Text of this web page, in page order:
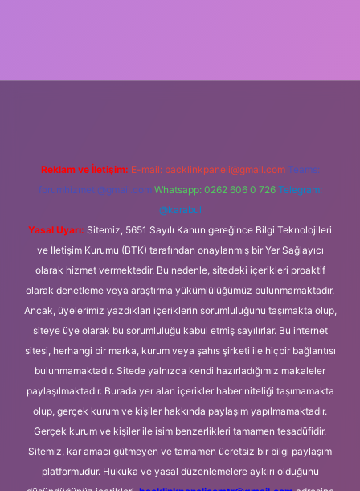
Reklam ve İletişim: E-mail: backlinkpaneli@gmail.com Teams:
forumhizmeti@gmail.com Whatsapp: 0262 606 0 726 Telegram:
@karabul
Yasal Uyarı: Sitemiz, 5651 Sayılı Kanun gereğince Bilgi Teknolojileri
ve İletişim Kurumu (BTK) tarafından onaylanmış bir Yer Sağlayıcı
olarak hizmet vermektedir. Bu nedenle, sitedeki içerikleri proaktif
olarak denetleme veya araştırma yükümlülüğümüz bulunmamaktadır.
Ancak, üyelerimiz yazdıkları içeriklerin sorumluluğunu taşımakta olup,
siteye üye olarak bu sorumluluğu kabul etmiş sayılırlar. Bu internet
sitesi, herhangi bir marka, kurum veya şahıs şirketi ile hiçbir bağlantısı
bulunmamaktadır. Sitede yalnızca kendi hazırladığımız makaleler
paylaşılmaktadır. Burada yer alan içerikler haber niteliği taşımamakta
olup, gerçek kurum ve kişiler hakkında paylaşım yapılmamaktadır.
Gerçek kurum ve kişiler ile isim benzerlikleri tamamen tesadüfidir.
Sitemiz, kar amacı gütmeyen ve tamamen ücretsiz bir bilgi paylaşım
platformudur. Hukuka ve yasal düzenlemelere aykırı olduğunu